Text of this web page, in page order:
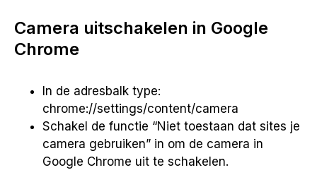
Camera uitschakelen in Google
Chrome
In de adresbalk type:
chrome://settings/content/camera
Schakel de functie “Niet toestaan dat sites je
camera gebruiken” in om de camera in
Google Chrome uit te schakelen.